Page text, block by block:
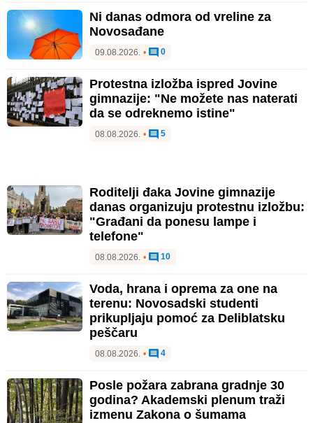
Ni danas odmora od vreline za
Novosađane
09.08.2026. • 0
Protestna izložba ispred Jovine
gimnazije: "Ne možete nas naterati
da se odreknemo istine"
08.08.2026. • 5
Roditelji đaka Jovine gimnazije
danas organizuju protestnu izložbu:
"Građani da ponesu lampe i
telefone"
08.08.2026. • 10
Voda, hrana i oprema za one na
terenu: Novosadski studenti
prikupljaju pomoć za Deliblatsku
peščaru
08.08.2026. • 4
Posle požara zabrana gradnje 30
godina? Akademski plenum traži
izmenu Zakona o šumama